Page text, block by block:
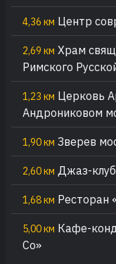
4,36 км Центр
2,69 км Храм
Римского
1,23 км Церковь
Андрониковом
1,90 км Зверев
2,60 км Джаз-
1,68 км Ресторан
5,00 км Кафе-
Со»